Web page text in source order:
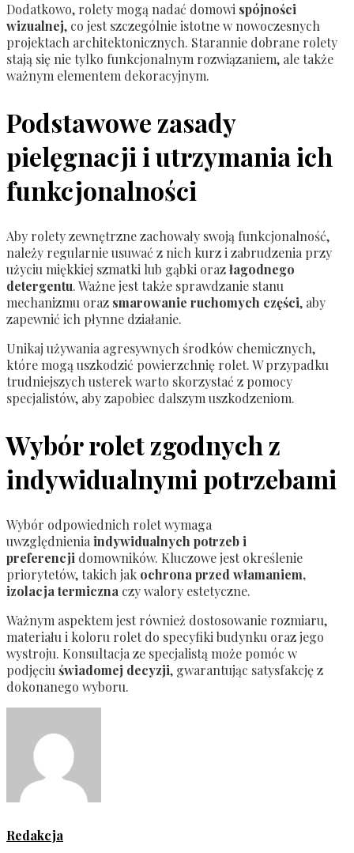
Dodatkowo, rolety mogą nadać domowi spójności
wizualnej, co jest szczególnie istotne w nowoczesnych
projektach architektonicznych. Starannie dobrane rolety
stają się nie tylko funkcjonalnym rozwiązaniem, ale także
ważnym elementem dekoracyjnym.
Podstawowe zasady
pielęgnacji i utrzymania ich
funkcjonalności
Aby rolety zewnętrzne zachowały swoją funkcjonalność,
należy regularnie usuwać z nich kurz i zabrudzenia przy
użyciu miękkiej szmatki lub gąbki orazłagodnego
detergentu. Ważne jest także sprawdzanie stanu
mechanizmu oraz smarowanie ruchomych części, aby
zapewnić ich płynne działanie.
Unikaj używania agresywnych środków chemicznych,
które mogą uszkodzić powierzchnię rolet. W przypadku
trudniejszych usterek warto skorzystać z pomocy
specjalistów, aby zapobiec dalszym uszkodzeniom.
Wybór rolet zgodnych z
indywidualnymi potrzebami
Wybór odpowiednich rolet wymaga
uwzględnieniaindywidualnych potrzeb i
preferencji domowników. Kluczowe jest określenie
priorytetów, takich jak ochrona przed włamaniem,
izolacja termiczna czy walory estetyczne.
Ważnym aspektem jest również dostosowanie rozmiaru,
materiału i koloru rolet do specyfiki budynku oraz jego
wystroju. Konsultacja ze specjalistą może pomóc w
podjęciuświadomej decyzji, gwarantując satysfakcję z
dokonanego wyboru.
Redakcja